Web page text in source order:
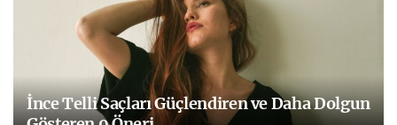
İnce Telli Saçları Güçlendiren ve Daha Dolgun